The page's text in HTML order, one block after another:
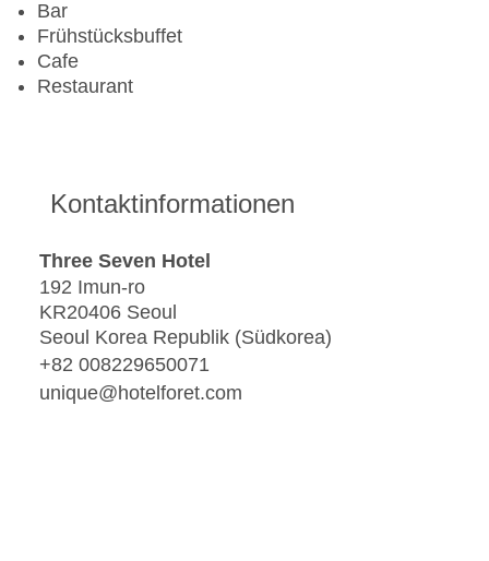
Bar
Frühstücksbuffet
Cafe
Restaurant
Kontaktinformationen
Three Seven Hotel
192 Imun-ro
KR20406 Seoul
Seoul Korea Republik (Südkorea)
+82 008229650071
unique@hotelforet.com